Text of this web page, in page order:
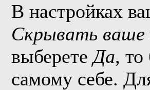
В настройках
Скрывать ваше
выберетеДа, то
самому себе.